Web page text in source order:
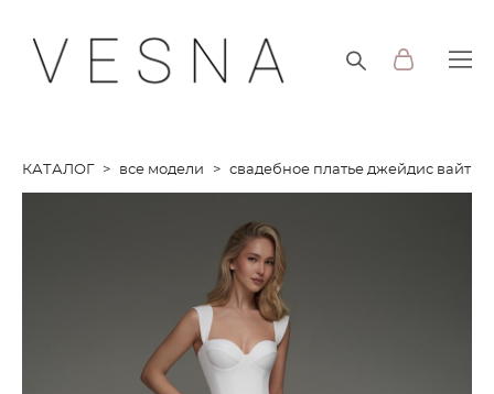
КАТАЛОГ > все модели > свадебное платье джейдис вайт